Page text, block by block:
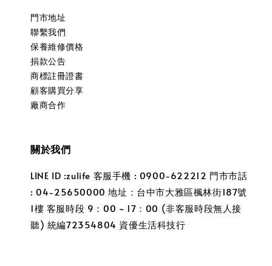
門市地址
聯繫我們
保養維修價格
捐款公告
商標註冊證書
顧客購買分享
廠商合作
關於我們
LINE ID :zulife 客服手機 : 0900-622212 門市市話
: 04-25650000 地址：台中市大雅區楓林街187號
1樓 客服時段 9：00 ~ 17：00 (非客服時段無人接
聽) 統編72354804 資優生活科技行